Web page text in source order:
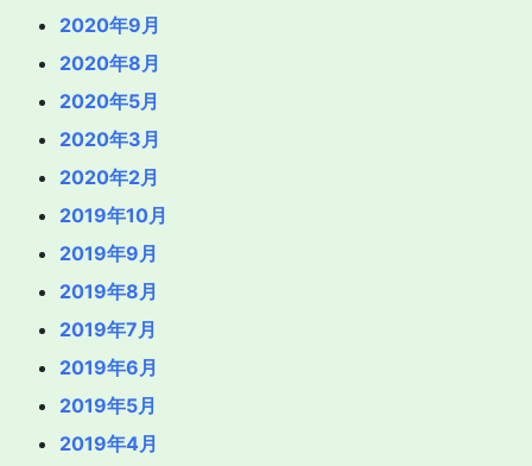
2020年9月
2020年8月
2020年5月
2020年3月
2020年2月
2019年10月
2019年9月
2019年8月
2019年7月
2019年6月
2019年5月
2019年4月